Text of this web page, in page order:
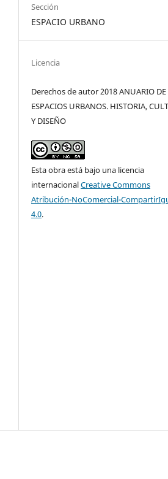
Sección
ESPACIO URBANO
Licencia
Derechos de autor 2018 ANUARIO DE
ESPACIOS URBANOS. HISTORIA,
Y DISEÑO
Esta obra está bajo una licencia
internacionalCreative Commons
Atribución-NoComercial-
4.0.